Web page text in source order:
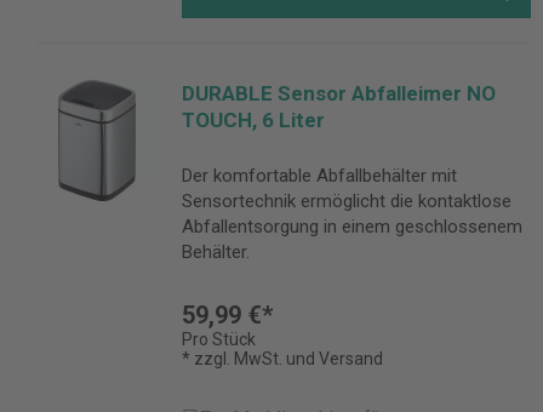
DURABLE Sensor Abfalleimer NO
TOUCH, 6 Liter
Der komfortable Abfallbehälter mit
Sensortechnik ermöglicht die kontaktlose
Abfallentsorgung in einem geschlossenem
Behälter.
59,99 €*
Pro Stück
* zzgl. MwSt. und Versand